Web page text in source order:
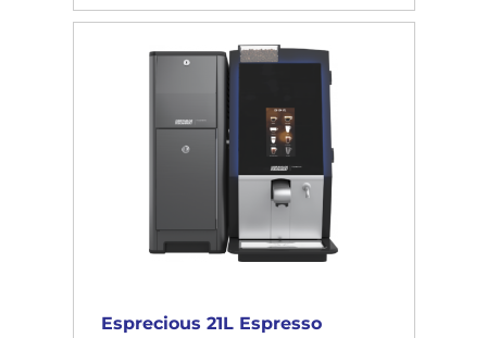
Esprecious 21L Espresso